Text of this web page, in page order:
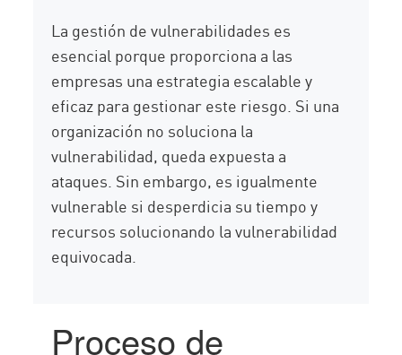
La gestión de vulnerabilidades es
esencial porque proporciona a las
empresas una estrategia escalable y
eficaz para gestionar este riesgo. Si una
organización no soluciona la
vulnerabilidad, queda expuesta a
ataques. Sin embargo, es igualmente
vulnerable si desperdicia su tiempo y
recursos solucionando la vulnerabilidad
equivocada.
Proceso de